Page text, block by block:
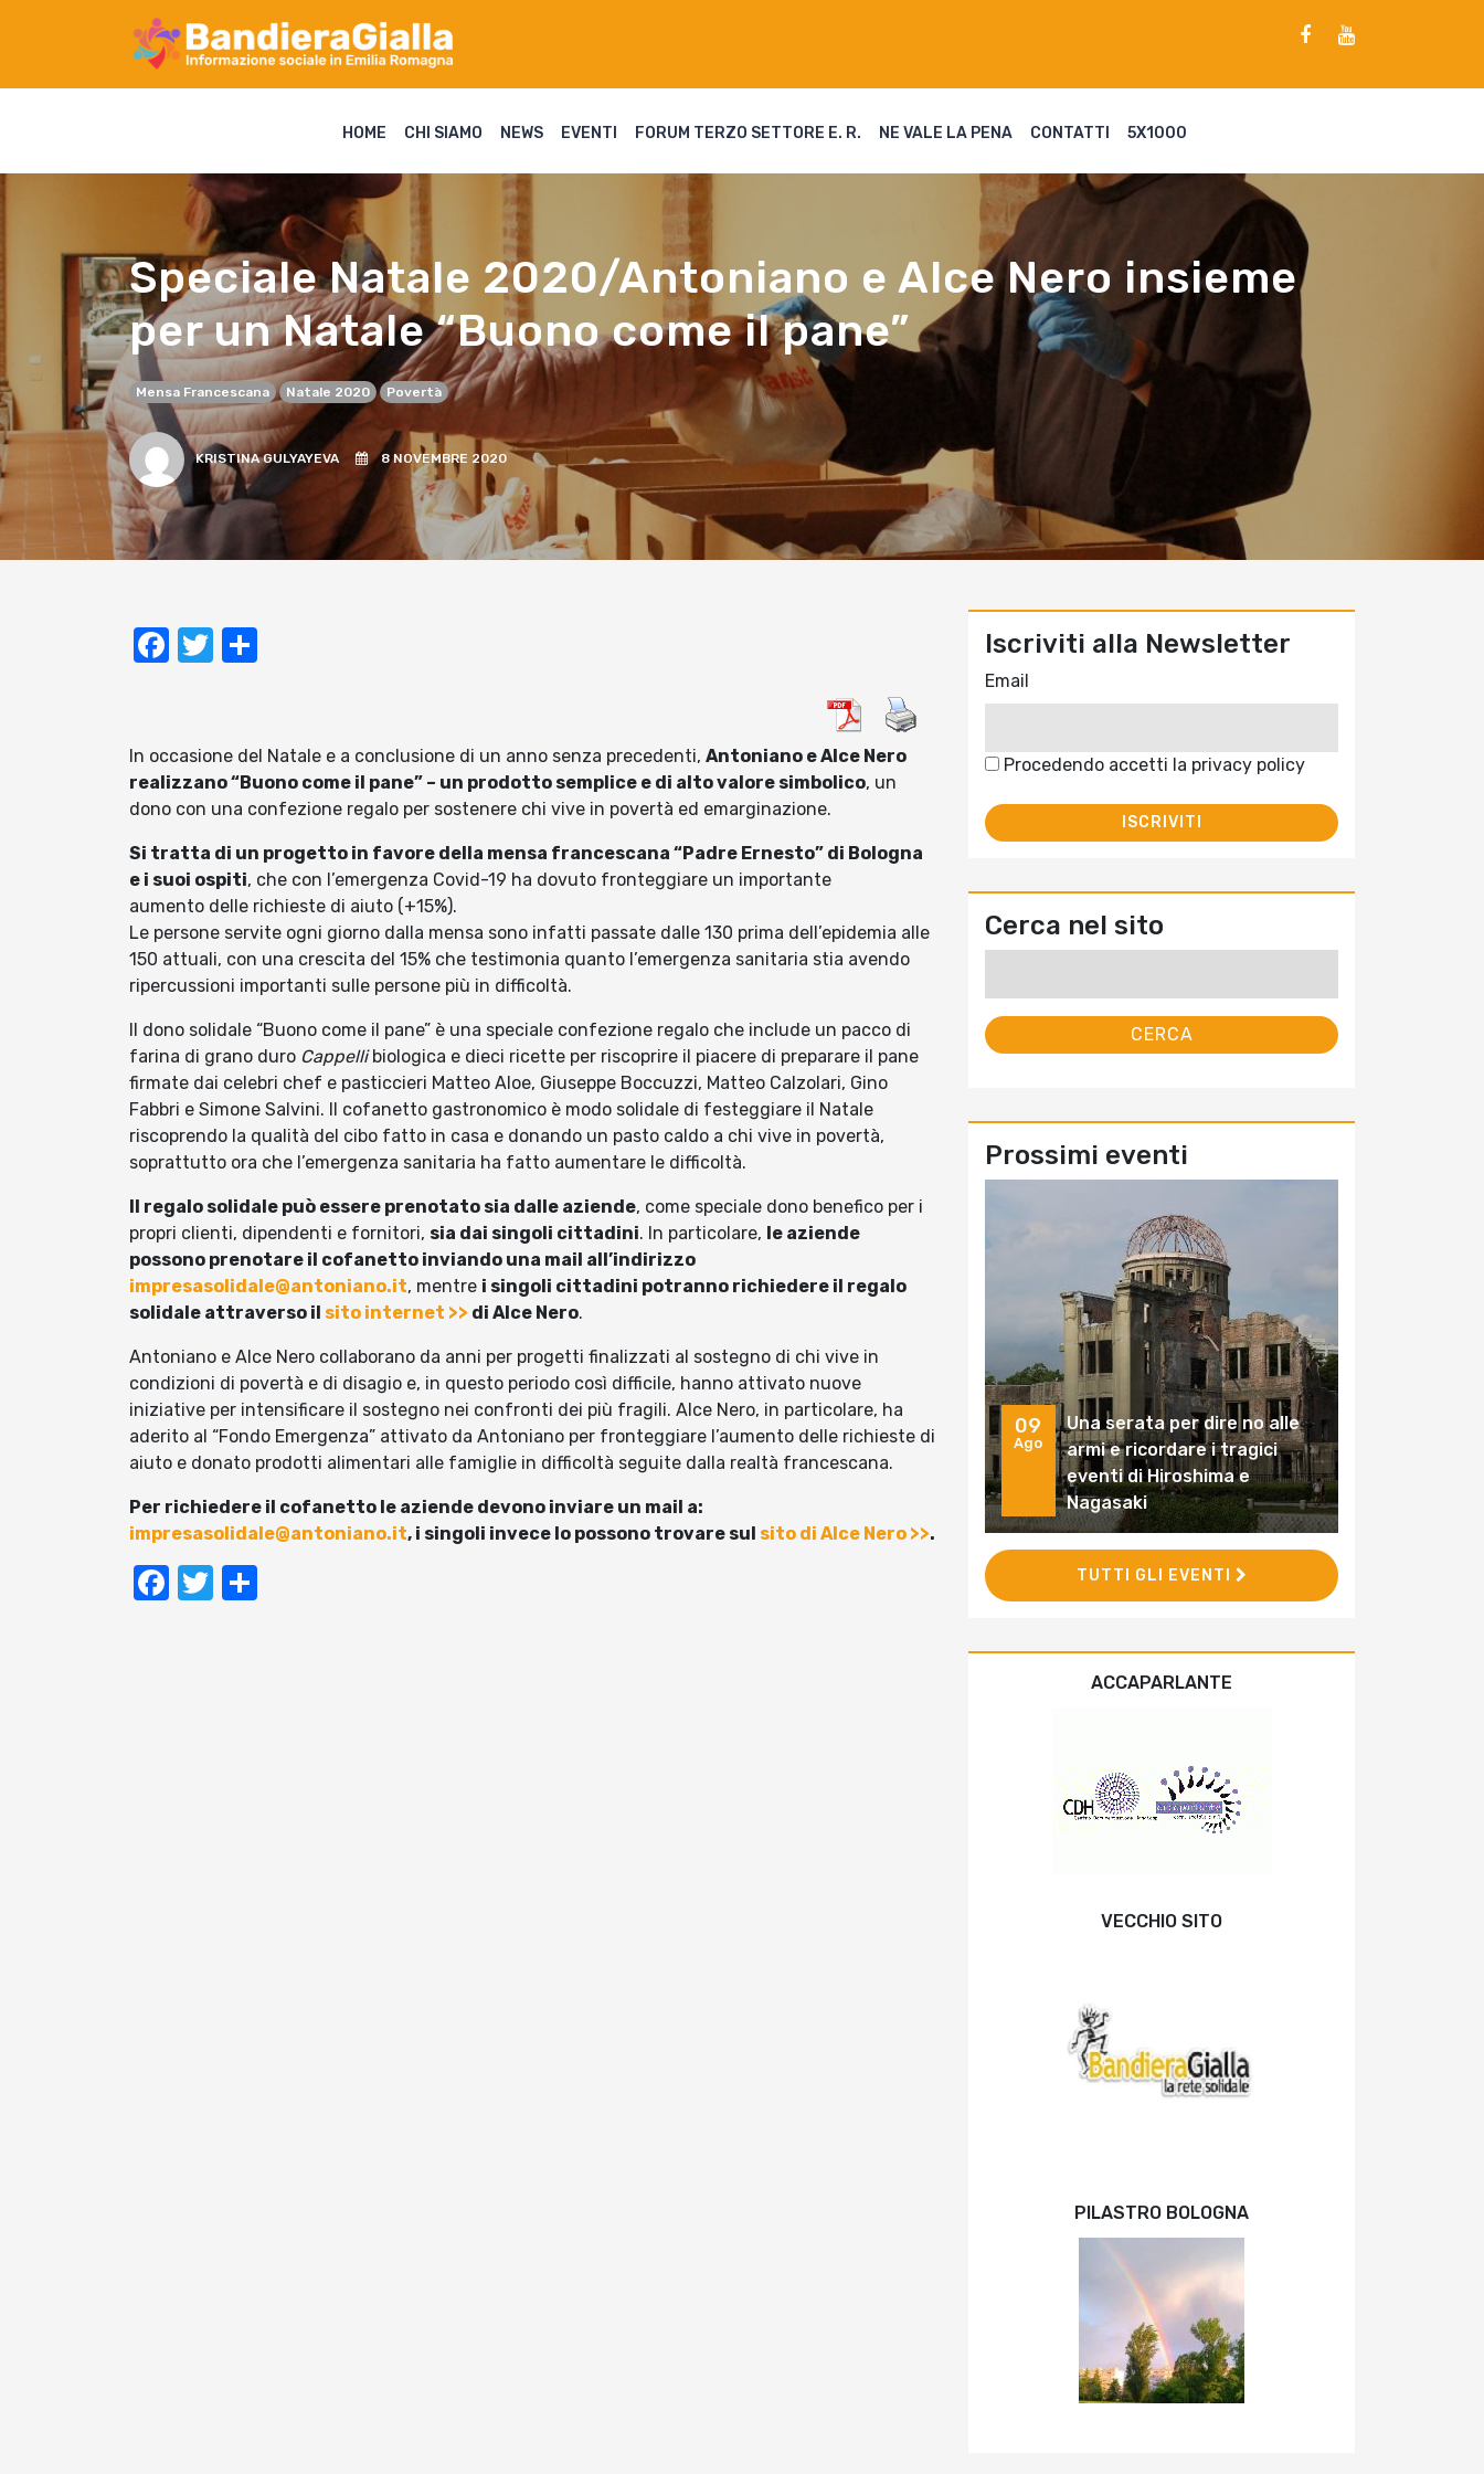
HOME CHI SIAMO NEWS EVENTI FORUM TERZO SETTORE E. R. NE VALE LA PENA CONTATTI 5X1000
Speciale Natale 2020/Antoniano e Alce Nero insieme
per un Natale “Buono come il pane”
Mensa Francescana Natale 2020 Povertà
KRISTINA GULYAYEVA 8 NOVEMBRE 2020
Facebook
Twitter
In occasione del Natale e a conclusione di un anno senza precedenti, Antoniano e Alce Nero
realizzano “Buono come il pane” – un prodotto semplice e di alto valore simbolico, un
dono con una confezione regalo per sostenere chi vive in povertà ed emarginazione.
Si tratta di un progetto in favore della mensa francescana “Padre Ernesto” di Bologna
e i suoi ospiti, che con l’emergenza Covid-19 ha dovuto fronteggiare un importante
aumento delle richieste di aiuto (+15%).
Le persone servite ogni giorno dalla mensa sono infatti passate dalle 130 prima dell’epidemia alle
150 attuali, con una crescita del 15% che testimonia quanto l’emergenza sanitaria stia avendo
ripercussioni importanti sulle persone più in difficoltà.
Il dono solidale “Buono come il pane” è una speciale confezione regalo che include un pacco di
farina di grano duro Cappellibiologica e dieci ricette per riscoprire il piacere di preparare il pane
firmate dai celebri chef e pasticcieri Matteo Aloe, Giuseppe Boccuzzi, Matteo Calzolari, Gino
Fabbri e Simone Salvini. Il cofanetto gastronomico è modo solidale di festeggiare il Natale
riscoprendo la qualità del cibo fatto in casa e donando un pasto caldo a chi vive in povertà,
soprattutto ora che l’emergenza sanitaria ha fatto aumentare le difficoltà.
Il regalo solidale può essere prenotato sia dalle aziende, come speciale dono benefico per i
propri clienti, dipendenti e fornitori, sia dai singoli cittadini. In particolare, le aziende
possono prenotare il cofanetto inviando una mail all’indirizzo
impresasolidale@antoniano.it, mentre i singoli cittadini potranno richiedere il regalo
solidale attraverso il sito internet >> di Alce Nero.
Antoniano e Alce Nero collaborano da anni per progetti finalizzati al sostegno di chi vive in
condizioni di povertà e di disagio e, in questo periodo così difficile, hanno attivato nuove
iniziative per intensificare il sostegno nei confronti dei più fragili. Alce Nero, in particolare, ha
aderito al “Fondo Emergenza” attivato da Antoniano per fronteggiare l’aumento delle richieste di
aiuto e donato prodotti alimentari alle famiglie in difficoltà seguite dalla realtà francescana.
Per richiedere il cofanetto le aziende devono inviare un mail a:
impresasolidale@antoniano.it, i singoli invece lo possono trovare sul sito di Alce Nero >>.
Facebook
Twitter
Iscriviti alla Newsletter
Email
Procedendo accetti la privacy policy
Cerca nel sito
Prossimi eventi
09
Ago
Una serata per dire no alle
armi e ricordare i tragici
eventi di Hiroshima e
Nagasaki
TUTTI GLI EVENTI
ACCAPARLANTE
VECCHIO SITO
PILASTRO BOLOGNA